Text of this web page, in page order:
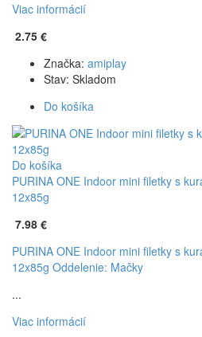
Viac informácií
2.75 €
Značka: amiplay
Stav: Skladom
Do košíka
Do košíka
PURINA ONE Indoor mini filetky s
12x85g
7.98 €
PURINA ONE Indoor mini filetky s
12x85g Oddelenie: Mačky
...
Viac informácií